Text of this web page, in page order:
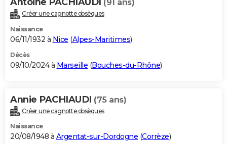
(91 ans)
Créer une cagnotte obsèques
Naissance
06/11/1932 à Nice (Alpes-Maritimes)
Décès
09/10/2024 à Marseille (Bouches-du-Rhône)
Annie PACHIAUDI (75 ans)
Créer une cagnotte obsèques
Naissance
20/08/1948 à Argentat-sur-Dordogne (Corrèze)